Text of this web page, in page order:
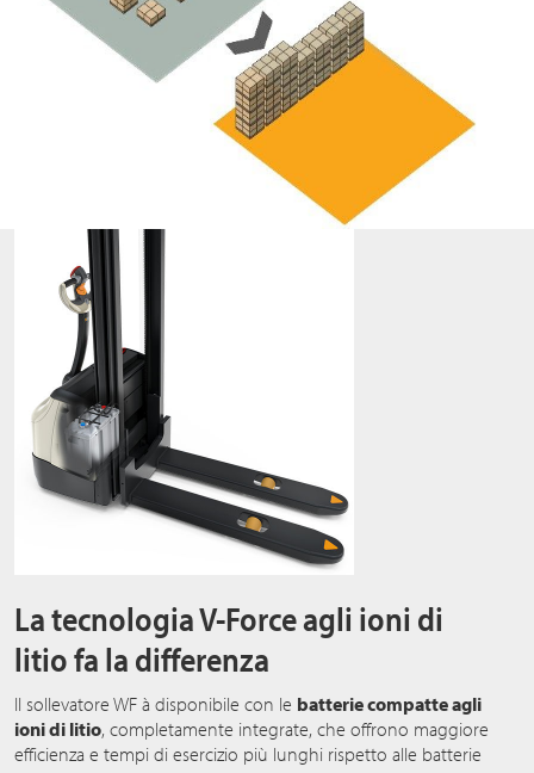
La tecnologia V-Force agli ioni di
litio fa la differenza
Il sollevatore WF à disponibile con le batterie compatte agli
ioni di litio, completamente integrate, che offrono maggiore
efficienza e tempi di esercizio più lunghi rispetto alle batterie